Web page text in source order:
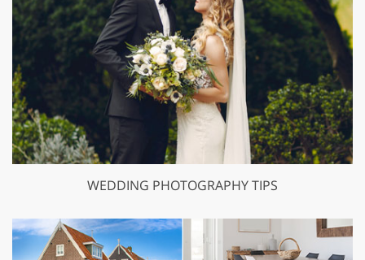
WEDDING PHOTOGRAPHY TIPS